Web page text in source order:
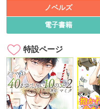
ノベルズ
電子書籍
特設ページ